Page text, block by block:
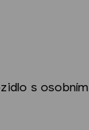
s osobním